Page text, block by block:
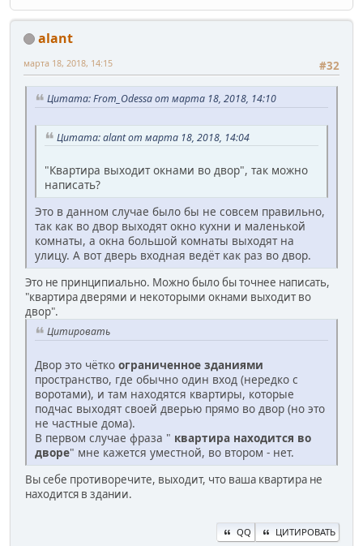
alant
#32
марта 18, 2018, 14:15
Цитата: From_Odessa от марта 18, 2018, 14:10
Цитата: alant от марта 18, 2018, 14:04
"Квартира выходит окнами во двор", так можно
написать?
Это в данном случае было бы не совсем правильно,
так как во двор выходят окно кухни и маленькой
комнаты, а окна большой комнаты выходят на
улицу. А вот дверь входная ведёт как раз во двор.
Это не принципиально. Можно было бы точнее написать,
"квартира дверями и некоторыми окнами выходит во
двор".
Цитировать
Двор это чётко ограниченное зданиями
пространство, где обычно один вход (нередко с
воротами), и там находятся квартиры, которые
подчас выходят своей дверью прямо во двор (но это
не частные дома).
В первом случае фраза " квартира находится во
дворе" мне кажется уместной, во втором - нет.
Вы себе противоречите, выходит, что ваша квартира не
находится в здании.
QQ ЦИТИРОВАТЬ